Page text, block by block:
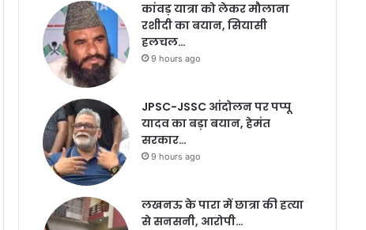
कांवड़ यात्रा को लेकर मौलाना
रशीदी का बयान, सियासी
हलचल…
9 hours ago
JPSC-JSSC आंदोलन पर पप्पू
यादव का बड़ा बयान, हेमंत
सरकार…
9 hours ago
लखनऊ के पारा में छात्रा की हत्या
से सनसनी, आरोपी…